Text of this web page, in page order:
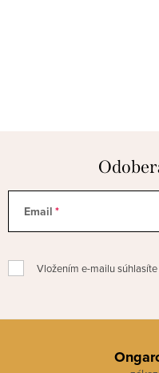
Email
Vložením e-mailu